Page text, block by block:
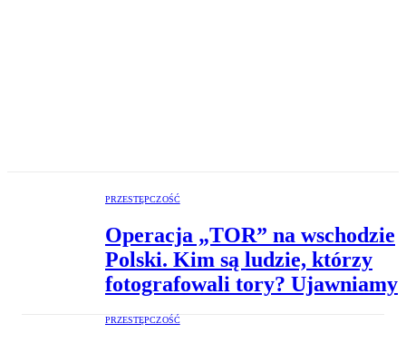
PRZESTĘPCZOŚĆ
Operacja „TOR” na wschodzie
Polski. Kim są ludzie, którzy
fotografowali tory? Ujawniamy
PRZESTĘPCZOŚĆ